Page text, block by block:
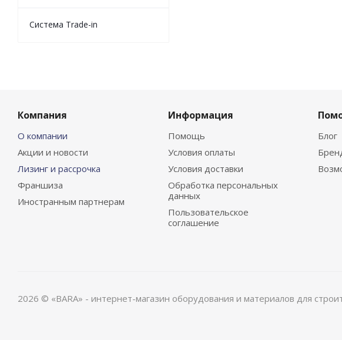
Cистема Trade-in
Компания
О компании
Акции и новости
Лизинг и рассрочка
Франшиза
Иностранным партнерам
Информация
Помощь
Условия оплаты
Условия доставки
Обработка персональных
данных
Пользовательское
соглашение
Блог
2026 © «BARA» - интернет-магазин оборудования и материалов для